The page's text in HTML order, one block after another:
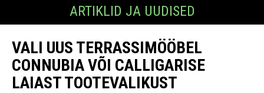
ARTIKLID JA UUDISED
VALI UUS TERRASSIMÖÖBEL
CONNUBIA VÕI CALLIGARISE
LAIAST TOOTEVALIKUST